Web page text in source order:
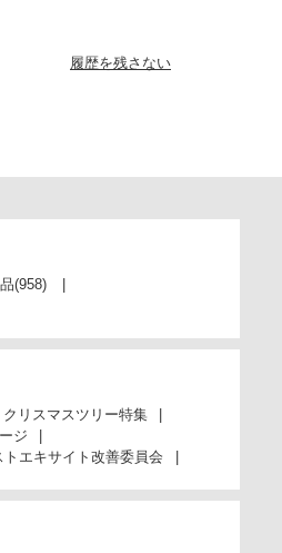
履歴を残さない
(958)
クリスマスツリー特集
ジ
トエキサイト改善委員会